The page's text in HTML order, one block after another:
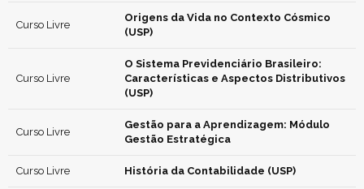
Curso Livre
Origens da Vida no Contexto Cósmico
(USP)
Curso Livre
O Sistema Previdenciário Brasileiro:
Características e Aspectos Distributivos
(USP)
Curso Livre
Gestão para a Aprendizagem: Módulo
Gestão Estratégica
Curso Livre História da Contabilidade (USP)